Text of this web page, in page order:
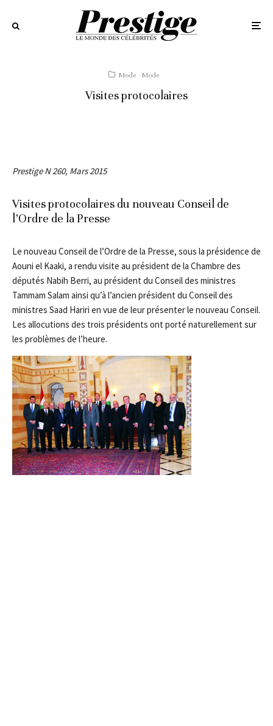
Mode Mode
Visites protocolaires
Prestige N 260, Mars 2015
Visites protocolaires du nouveau Conseil de
l’Ordre de la Presse
Le nouveau Conseil de l’Ordre de la Presse, sous la présidence de
Aouni el Kaaki, a rendu visite au président de la Chambre des
députés Nabih Berri, au président du Conseil des ministres
Tammam Salam ainsi qu’à l’ancien président du Conseil des
ministres Saad Hariri en vue de leur présenter le nouveau Conseil.
Les allocutions des trois présidents ont porté naturellement sur
les problèmes de l’heure.